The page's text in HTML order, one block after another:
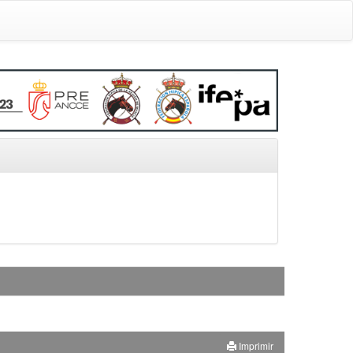
Imprimir